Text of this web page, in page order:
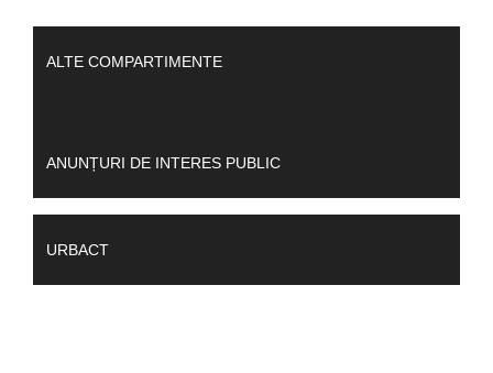
ALTE COMPARTIMENTE
ANUNȚURI DE INTERES PUBLIC
URBACT